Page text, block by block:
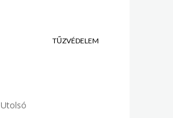
TŰZVÉDELEM
Utolsó